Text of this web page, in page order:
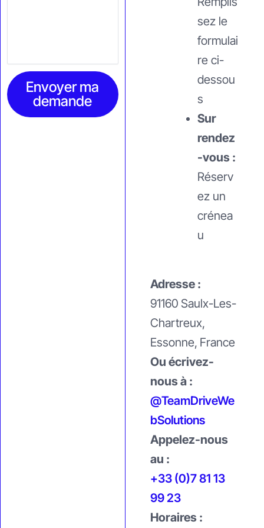
sez le
formulai
re ci-
dessou
s
Sur
rendez
-vous :
Réserv
ez un
crénea
u
Adresse :
91160 Saulx-Les-
Chartreux,
Essonne, France
Ou écrivez-
nous à :
@TeamDriveWe
bSolutions
Appelez-nous
au :
+33 (0)7 81 13
99 23
Horaires :
Envoyer ma
demande